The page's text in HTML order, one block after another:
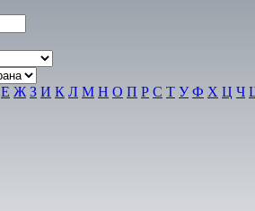
Е Ж З И К Л М Н О П Р С Т У Ф Х Ц Ч